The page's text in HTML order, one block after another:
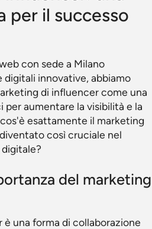
per il successo
con sede a Milano
innovative, abbiamo
di influencer come una
aumentare la visibilità e la
esattamente il marketing
così cruciale nel
del marketing
una forma di collaborazione